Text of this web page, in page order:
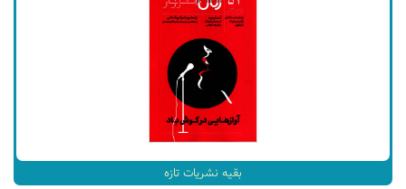
بقیه نشریات تازه